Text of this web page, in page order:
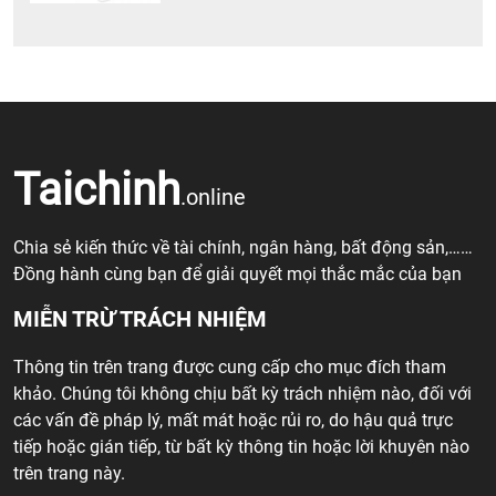
Taichinh.online
Chia sẻ kiến thức về tài chính, ngân hàng, bất động sản,……
Đồng hành cùng bạn để giải quyết mọi thắc mắc của bạn
MIỄN TRỪ TRÁCH NHIỆM
Thông tin trên trang được cung cấp cho mục đích tham
khảo. Chúng tôi không chịu bất kỳ trách nhiệm nào, đối với
các vấn đề pháp lý, mất mát hoặc rủi ro, do hậu quả trực
tiếp hoặc gián tiếp, từ bất kỳ thông tin hoặc lời khuyên nào
trên trang này.